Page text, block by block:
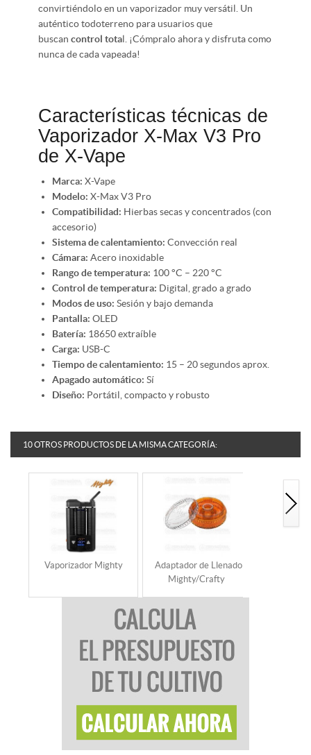
convirtiéndolo en un vaporizador muy versátil. Un
auténtico todoterreno para usuarios que
buscan control total. ¡Cómpralo ahora y disfruta como
nunca de cada vapeada!
Características técnicas de
Vaporizador X-Max V3 Pro
de X-Vape
Marca: X-Vape
Modelo: X-Max V3 Pro
Compatibilidad: Hierbas secas y concentrados (con
accesorio)
Sistema de calentamiento: Convección real
Cámara: Acero inoxidable
Rango de temperatura: 100 °C – 220 °C
Control de temperatura: Digital, grado a grado
Modos de uso: Sesión y bajo demanda
Pantalla: OLED
Batería: 18650 extraíble
Carga: USB-C
Tiempo de calentamiento: 15 – 20 segundos aprox.
Apagado automático: Sí
Diseño: Portátil, compacto y robusto
10 OTROS PRODUCTOS DE LA MISMA CATEGORÍA:
Vaporizador Mighty
Adaptador de Llenado
Mighty/Crafty